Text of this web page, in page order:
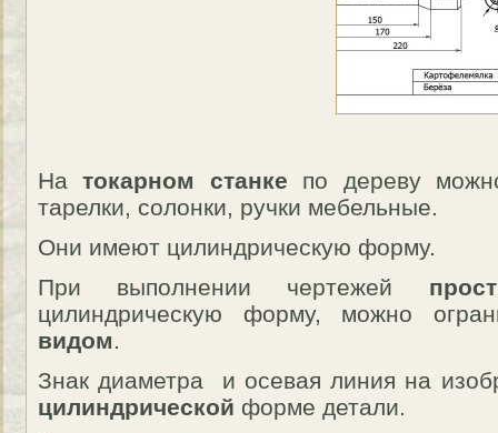
Натокарном станке по дереву
тарелки, солонки, ручки мебельные.
Они имеют цилиндрическую форму.
При выполнении чертежей
цилиндрическую форму, можно
видом.
Знак диаметра и осевая линия на
цилиндрической форме детали.